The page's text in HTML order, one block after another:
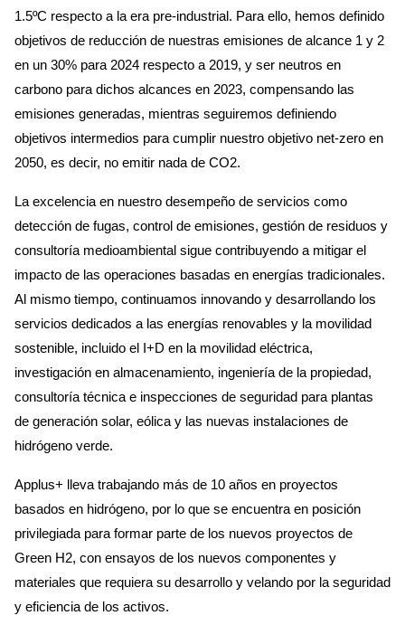
1.5ºC respecto a la era pre-industrial. Para ello, hemos definido
objetivos de reducción de nuestras emisiones de alcance 1 y 2
en un 30% para 2024 respecto a 2019, y ser neutros en
carbono para dichos alcances en 2023, compensando las
emisiones generadas, mientras seguiremos definiendo
objetivos intermedios para cumplir nuestro objetivo net-zero en
2050, es decir, no emitir nada de CO2.
La excelencia en nuestro desempeño de servicios como
detección de fugas, control de emisiones, gestión de residuos y
consultoría medioambiental sigue contribuyendo a mitigar el
impacto de las operaciones basadas en energías tradicionales.
Al mismo tiempo, continuamos innovando y desarrollando los
servicios dedicados a las energías renovables y la movilidad
sostenible, incluido el I+D en la movilidad eléctrica,
investigación en almacenamiento, ingeniería de la propiedad,
consultoría técnica e inspecciones de seguridad para plantas
de generación solar, eólica y las nuevas instalaciones de
hidrógeno verde.
Applus+ lleva trabajando más de 10 años en proyectos
basados en hidrógeno, por lo que se encuentra en posición
privilegiada para formar parte de los nuevos proyectos de
Green H2, con ensayos de los nuevos componentes y
materiales que requiera su desarrollo y velando por la seguridad
y eficiencia de los activos.